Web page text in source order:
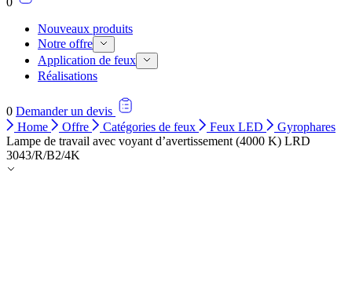
Nouveaux produits
Notre offre
Application de feux
Réalisations
0 Demander un devis
Home
Offre Catégories de feux Feux LED
Gyrophares
Lampe de travail avec voyant d’avertissement (4000 K) LRD
3043/R/B2/4K